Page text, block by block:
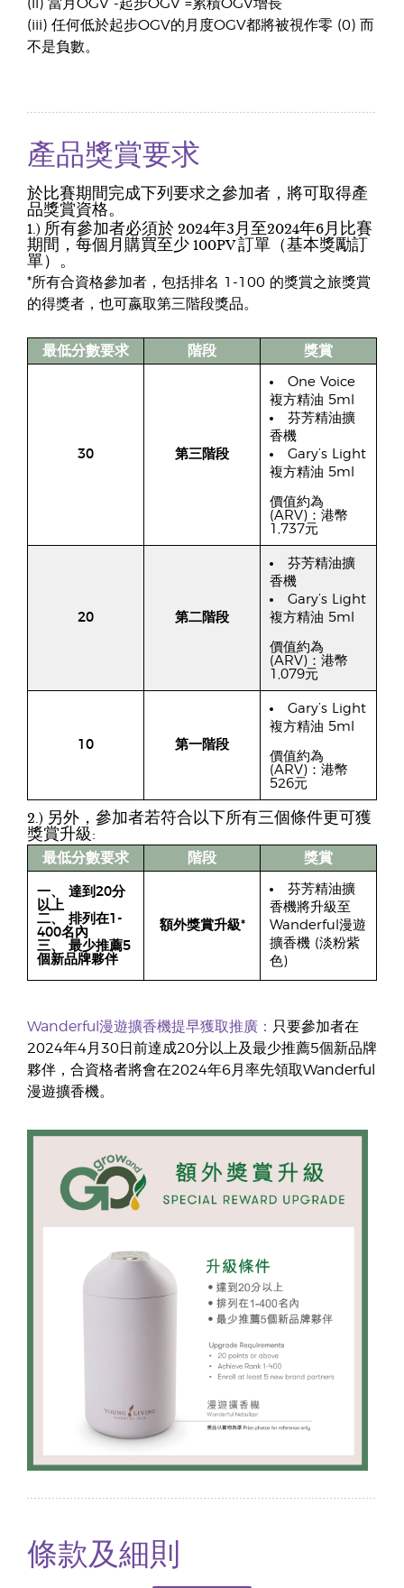
(ii) 當月OGV -起步OGV =累積OGV增長
(iii) 任何低於起步OGV的月度OGV都將被視作零 (0) 而
不是負數。
產品獎賞要求
於比賽期間完成下列要求之參加者，將可取得產
品獎賞資格。
1.) 所有參加者必須於 2024年3月至2024年6月比賽
期間，每個月購買至少 100PV 訂單（基本獎勵訂
單）。
*所有合資格參加者，包括排名 1-100 的獎賞之旅獎賞
的得獎者，也可嬴取第三階段獎品。
最低分數要求 階段 獎賞
30 第三階段
One Voice
複方精油 5ml
芬芳精油擴
香機
Gary’s Light
複方精油 5ml
價值約為
(ARV)：港幣
1,737元
20 第二階段
芬芳精油擴
香機
Gary’s Light
複方精油 5ml
價值約為
(ARV)：港幣
1,079元
10 第一階段
Gary’s Light
複方精油 5ml
價值約為
(ARV)：港幣
526元
2.) 另外，參加者若符合以下所有三個條件更可獲
獎賞升級:
最低分數要求 階段 獎賞
一、 達到20分
以上
二、 排列在1-
400名內
三、 最少推薦5
個新品牌夥伴
額外獎賞升級*
芬芳精油擴
香機將升級至
Wanderful漫遊
擴香機 (淡粉紫
色)
Wanderful漫遊擴香機提早獲取推廣： 只要參加者在
2024年4月30日前達成20分以上及最少推薦5個新品牌
夥伴，合資格者將會在2024年6月率先領取Wanderful
漫遊擴香機。
條款及細則